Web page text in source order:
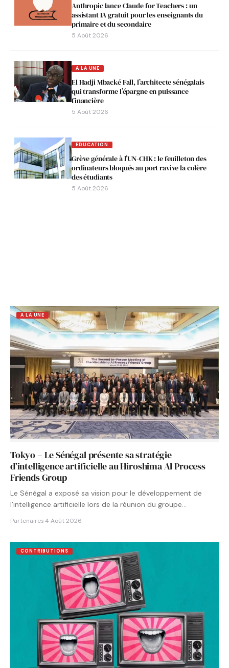
Anthropic lance Claude for Teachers : un
assistant IA gratuit pour les enseignants du
primaire et du secondaire
5 Août 2026
A LA UNE
El Hadji Mbacké Fall, l’architecte sénégalais
qui transforme l’épargne en puissance
financière
5 Août 2026
EDUCATION
Grève générale à l’UN-CHK : le feuilleton des
ordinateurs bloqués au port ravive la colère
des étudiants
5 Août 2026
A LA UNE
Tokyo – Le Sénégal présente sa stratégie
d’intelligence artificielle au Hiroshima AI Process
Friends Group
Le Sénégal a exposé sa vision pour le développement de
l’intelligence artificielle lors de la réunion du groupe…
Partenaires·4 Août 2026
CONTRIBUTIONS